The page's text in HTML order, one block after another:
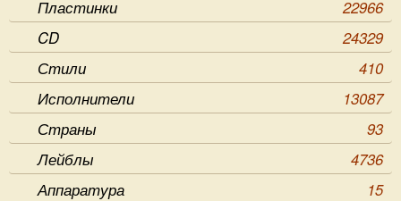
Пластинки
22966
CD
24329
Стили
410
Исполнители
13087
Страны
93
Лейблы
4736
Аппаратура
15